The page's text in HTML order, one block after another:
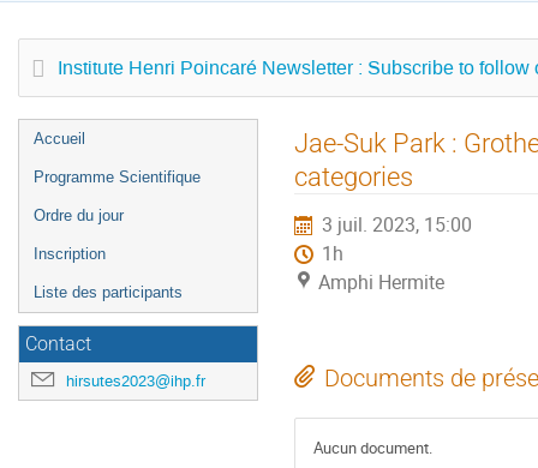
Institute Henri Poincaré Newsletter : Subscribe to follow
Menu
de
Accueil
Programme Scientifique
Ordre du jour
Inscription
Liste des participants
Contact
hirsutes2023@ihp.fr
Jae-Suk Park :
categories
3 juil. 2023, 15:00
1h
Amphi Hermite
Documents de
Aucun document.